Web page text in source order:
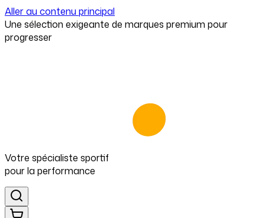
Aller au contenu principal
⁠Une sélection exigeante de marques premium pour
progresser
Votre spécialiste sportif
pourla performance